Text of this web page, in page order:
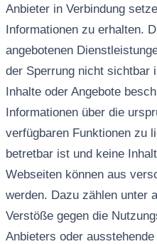
Anbieter in Verbindung
Informationen zu erhalten.
angebotenen
der Sperrung nicht sichtbar
Inhalte oder Angebote
Informationen über die
verfügbaren Funktionen zu
betretbar ist und keine
Webseiten können aus
werden. Dazu zählen unter
Verstöße gegen die
Anbieters oder